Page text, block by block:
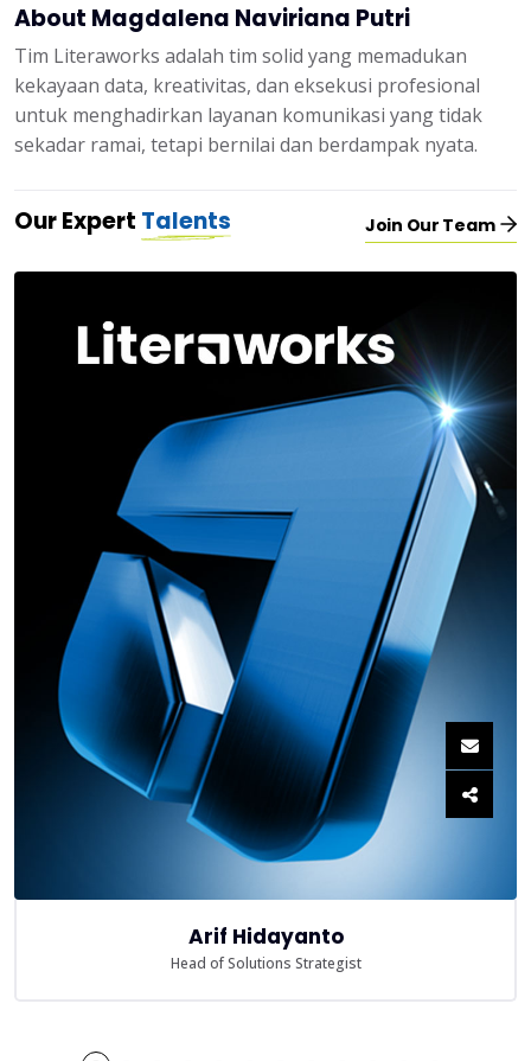
About Magdalena Naviriana Putri
Tim Literaworks adalah tim solid yang memadukan
kekayaan data, kreativitas, dan eksekusi profesional
untuk menghadirkan layanan komunikasi yang tidak
sekadar ramai, tetapi bernilai dan berdampak nyata.
Our Expert Talents Join Our Team
Arif Hidayanto
Head of Solutions Strategist